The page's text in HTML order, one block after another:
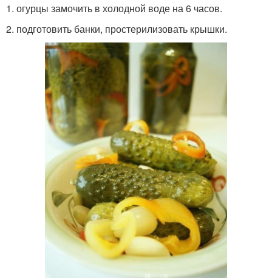
1. огурцы замочить в холодной воде на 6 часов.
2. подготовить банки, простерилизовать крышки.